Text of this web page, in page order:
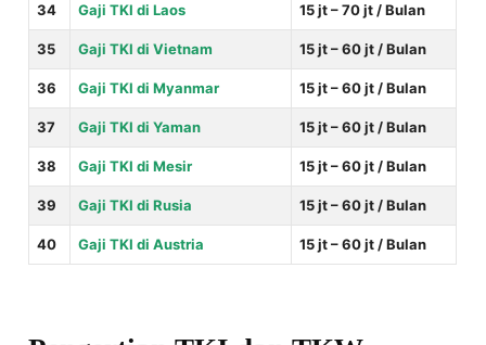
34 Gaji TKI di Laos 15 jt – 70 jt / Bulan
35 Gaji TKI di Vietnam 15 jt – 60 jt / Bulan
36 Gaji TKI di Myanmar 15 jt – 60 jt / Bulan
37 Gaji TKI di Yaman 15 jt – 60 jt / Bulan
38 Gaji TKI di Mesir 15 jt – 60 jt / Bulan
39 Gaji TKI di Rusia 15 jt – 60 jt / Bulan
40 Gaji TKI di Austria 15 jt – 60 jt / Bulan